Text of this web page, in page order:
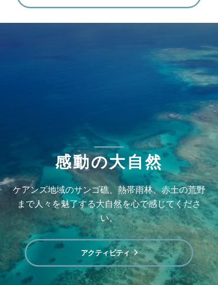
感動の大自然
ケアンズ地域のサンゴ礁、熱帯雨林、赤土の荒野
まで人々を魅了する大自然を心で感じてくださ
い。
アクティビティ